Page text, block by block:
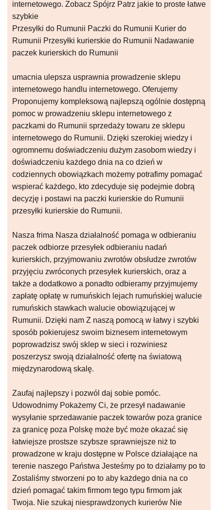
internetowego. Zobacz Spójrz Patrz jakie to proste łatwe
szybkie
Przesyłki do Rumunii Paczki do Rumunii Kurier do
Rumunii Przesyłki kurierskie do Rumunii Nadawanie
paczek kurierskich do Rumunii
umacnia ulepsza usprawnia prowadzenie sklepu
internetowego handlu internetowego. Oferujemy
Proponujemy kompleksową najlepszą ogólnie dostępną
pomoc w prowadzeniu sklepu internetowego z
paczkami do Rumunii sprzedaży towaru ze sklepu
internetowego do Rumunii. Dzięki szerokiej wiedzy i
ogromnemu doświadczeniu dużym zasobom wiedzy i
doświadczeniu każdego dnia na co dzień w
codziennych obowiązkach możemy potrafimy pomagać
wspierać każdego, kto zdecyduje się podejmie dobrą
decyzję i postawi na paczki kurierskie do Rumunii
przesyłki kurierskie do Rumunii.
Nasza frima Nasza działalność pomaga w odbieraniu
paczek odbiorze przesyłek odbieraniu nadań
kurierskich, przyjmowaniu zwrotów obsłudze zwrotów
przyjęciu zwróconych przesyłek kurierskich, oraz a
także a dodatkowo a ponadto odbieramy przyjmujemy
zapłatę opłatę w rumuńskich lejach rumuńskiej walucie
rumuńskich stawkach walucie obowiązującej w
Rumunii. Dzięki nam Z naszą pomocą w łatwy i szybki
sposób pokierujesz swoim biznesem internetowym
poprowadzisz swój sklep w sieci i rozwiniesz
poszerzysz swoją działalność ofertę na światową
międzynarodową skalę.
Zaufaj najlepszy i pozwól daj sobie pomóc.
Udowodnimy Pokażemy Ci, że przesył nadawanie
wysyłanie sprzedawanie paczek towarów poza granice
za granicę poza Polskę może być może okazać się
łatwiejsze prostsze szybsze sprawniejsze niż to
prowadzone w kraju dostępne w Polsce działające na
terenie naszego Państwa Jesteśmy po to działamy po to
Zostaliśmy stworzeni po to aby każdego dnia na co
dzień pomagać takim firmom tego typu firmom jak
Twoja. Nie szukaj niesprawdzonych kurierów Nie